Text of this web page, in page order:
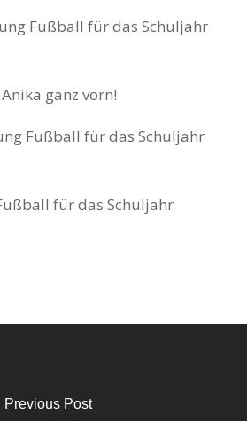
Fußball für das Schuljahr
Anika ganz vorn!
Fußball für das Schuljahr
für das Schuljahr
Previous Post